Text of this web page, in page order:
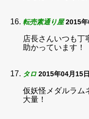
転売素通り屋 2015
店長さんいつも丁
助かっています！
タロ 2015年04月15
仮妖怪メダルラム
大量！